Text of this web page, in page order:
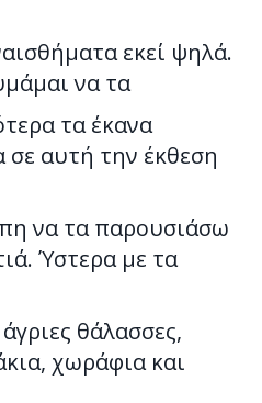
εκεί ψηλά.
να τα
τα έκανα
σε αυτή την έκθεση
να τα παρουσιάσω
Ύστερα με τα
θάλασσες,
χωράφια και